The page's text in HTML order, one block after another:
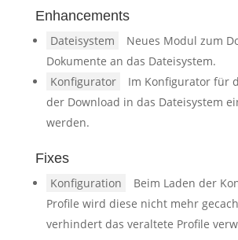
Enhancements
Dateisystem
Neues Modul zum
Dokumente an das Dateisystem.
Konfigurator
Im Konfigurator für
der Download in das Dateisystem
werden.
Fixes
Konfiguration
Beim Laden der
Profile wird diese nicht mehr
verhindert das veraltete Profile